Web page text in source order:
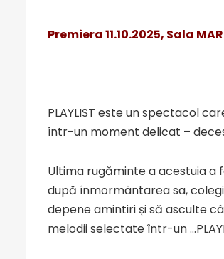
Premiera 11.10.2025, Sala
PLAYLIST este un spectacol
într-un moment delicat –
Ultima rugăminte a acestuia a
după înmormântarea sa,
depene amintiri și să asculte
melodii selectate într-un